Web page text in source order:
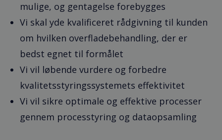
mulige, og gentagelse forebygges
Vi skal yde kvalificeret rådgivning til kunden
om hvilken overfladebehandling, der er
bedst egnet til formålet
Vi vil løbende vurdere og forbedre
kvalitetsstyringssystemets effektivitet
Vi vil sikre optimale og effektive processer
gennem processtyring og dataopsamling